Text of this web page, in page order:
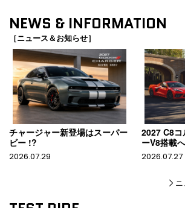
NEWS & INFORMATION
［ニュース＆お知らせ］
チャージャー新登場はスーパー
ビー !?
2026.07.29
2027 C8コ
ーV8搭載へ
2026.07.27